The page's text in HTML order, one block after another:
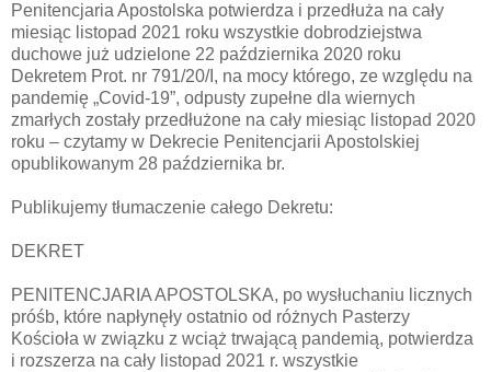
Penitencjaria Apostolska potwierdza i przedłuża na cały
miesiąc listopad 2021 roku wszystkie dobrodziejstwa
duchowe już udzielone 22 października 2020 roku
Dekretem Prot. nr 791/20/I, na mocy którego, ze względu na
pandemię „Covid-19”, odpusty zupełne dla wiernych
zmarłych zostały przedłużone na cały miesiąc listopad 2020
roku – czytamy w Dekrecie Penitencjarii Apostolskiej
opublikowanym 28 października br.
Publikujemy tłumaczenie całego Dekretu:
DEKRET
PENITENCJARIA APOSTOLSKA, po wysłuchaniu licznych
próśb, które napłynęły ostatnio od różnych Pasterzy
Kościoła w związku z wciąż trwającą pandemią, potwierdza
i rozszerza na cały listopad 2021 r. wszystkie